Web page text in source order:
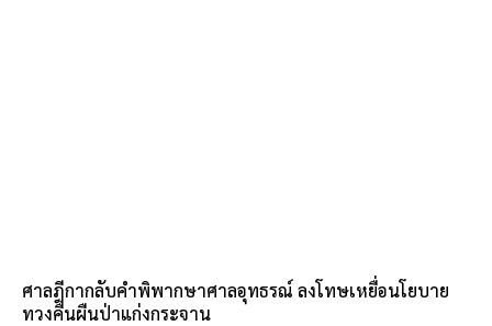
ศาลฎีกากลับคำพิพากษาศาลอุทธรณ์ ลงโทษเหยื่อนโยบาย
ทวงคืนผืนป่าแก่งกระจาน